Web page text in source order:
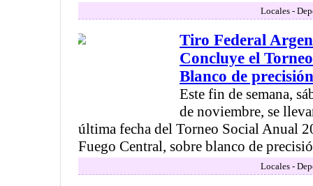
Locales -
Tiro Federal
Concluye el
Blanco de precisión
Este fin de semana,
de noviembre, se
última fecha del Torneo Social Anual
Fuego Central, sobre blanco de
Locales -